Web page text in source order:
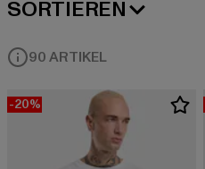
SORTIEREN
BELIEBTESTE
90 ARTIKEL
-20%